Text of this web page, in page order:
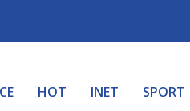
HOT INET SPORT